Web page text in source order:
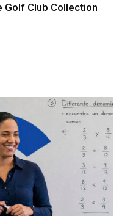
Golf Club Collection